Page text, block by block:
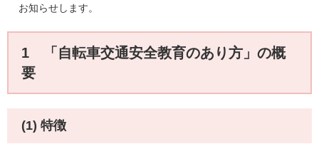
お知らせします。
1 「自転車交通安全教育のあり方」の概
要
(1) 特徴